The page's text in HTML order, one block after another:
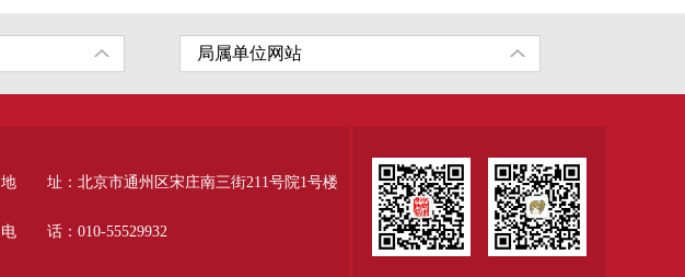
地 址：北京市通州区宋庄南三街211号院1号楼
电 话：010-55529932